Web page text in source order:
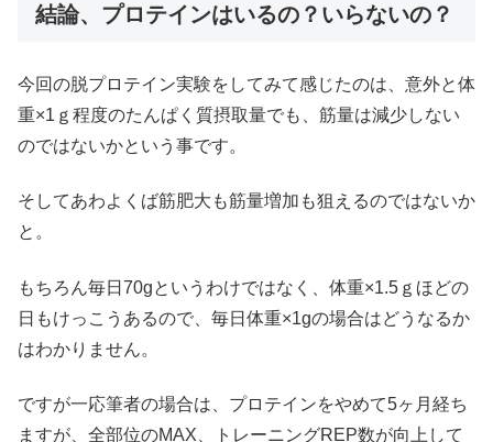
結論、プロテインはいるの？いらないの？
今回の脱プロテイン実験をしてみて感じたのは、意外と体
重×1ｇ程度のたんぱく質摂取量でも、筋量は減少しない
のではないかという事です。
そしてあわよくば筋肥大も筋量増加も狙えるのではないか
と。
もちろん毎日70gというわけではなく、体重×1.5ｇほどの
日もけっこうあるので、毎日体重×1gの場合はどうなるか
はわかりません。
ですが一応筆者の場合は、プロテインをやめて5ヶ月経ち
ますが、全部位のMAX、トレーニングREP数が向上して